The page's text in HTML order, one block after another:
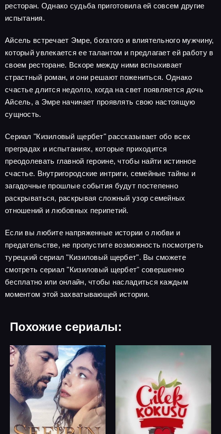
ресторан. Однако судьба приготовила ей совсем другие
испытания.
Айсель встречает Эмре, богатого и влиятельного мужчину,
который увлекается ее талантом и предлагает ей работу в
своем ресторане. Вскоре между ними вспыхивает
страстный роман, и они решают пожениться. Однако
счастье длится недолго, когда на свет появляется дочь
Айсель, а Эмре начинает проявлять свою настоящую
сущность.
Сериал "Кизиловый щербет" рассказывает обо всех
преградах и испытаниях, которые приходится
преодолевать главной героине, чтобы найти истинное
счастье. Внутригородские интриги, семейные тайны и
загадочные прошлые события будут постепенно
раскрываться, раскрывая сложный узор семейных
отношений и любовных перипетий.
Если вы любите напряженные истории о любви и
предательстве, не пропустите возможность посмотреть
турецкий сериал "Кизиловый щербет". Вы сможете
смотреть сериал "Кизиловый щербет" совершенно
бесплатно или онлайн, чтобы насладиться каждым
моментом этой захватывающей истории.
Похожие сериалы: